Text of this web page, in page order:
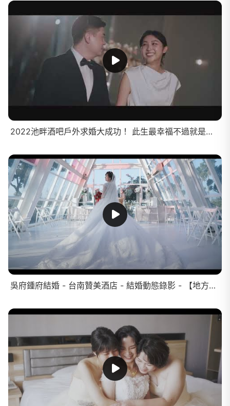
2022池畔酒吧戶外求婚大成功！ 此生最幸福不過就是那句：我願意｜南科贊美酒店
吳府鍾府結婚 - 台南贊美酒店 - 結婚動態錄影 - 【地方的攝影師】作品精華#45